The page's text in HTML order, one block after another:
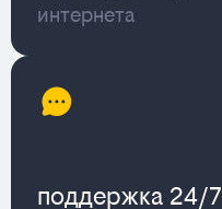
интернета
поддержка 24/7